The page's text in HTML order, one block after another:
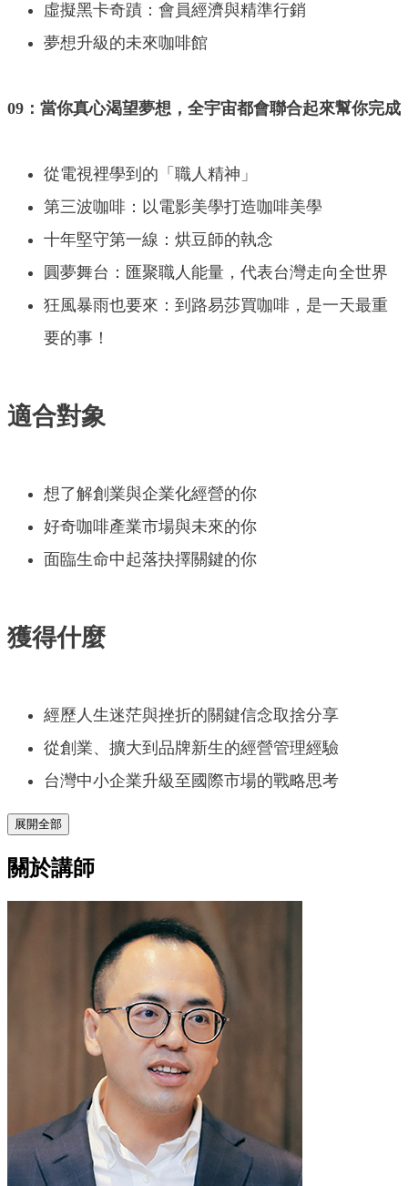
虛擬黑卡奇蹟：會員經濟與精準行銷
夢想升級的未來咖啡館
09：當你真心渴望夢想，全宇宙都會聯合起來幫你完成
從電視裡學到的「職人精神」
第三波咖啡：以電影美學打造咖啡美學
十年堅守第一線：烘豆師的執念
圓夢舞台：匯聚職人能量，代表台灣走向全世界
狂風暴雨也要來：到路易莎買咖啡，是一天最重
要的事！
適合對象
想了解創業與企業化經營的你
好奇咖啡產業市場與未來的你
面臨生命中起落抉擇關鍵的你
獲得什麼
經歷人生迷茫與挫折的關鍵信念取捨分享
從創業、擴大到品牌新生的經營管理經驗
台灣中小企業升級至國際市場的戰略思考
展開全部
關於講師